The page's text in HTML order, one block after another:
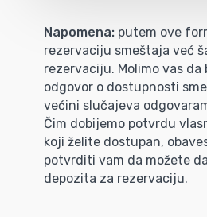
Napomena: putem ove
rezervaciju smeštaja već
rezervaciju. Molimo vas
odgovor o dostupnosti
većini slučajeva
Čim dobijemo potvrdu
koji želite dostupan,
potvrditi vam da možete
depozita za rezervaciju.